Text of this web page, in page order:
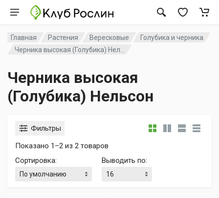
Главная Растения Вересковые
Голубика и черника
Черника высокая (Голубика) Нел...
Черника высокая
(Голубика) Нельсон
Фильтры
Показано 1–2 из 2 товаров
Сортировка: Выводить по: